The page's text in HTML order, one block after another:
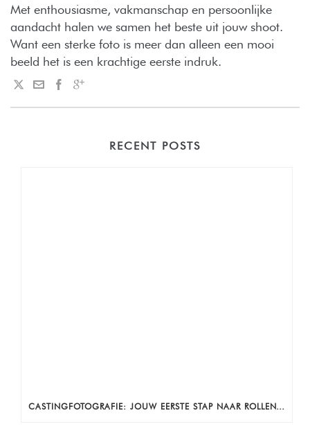
Met enthousiasme, vakmanschap en persoonlijke
aandacht halen we samen het beste uit jouw shoot.
Want een sterke foto is meer dan alleen een mooi
beeld het is een krachtige eerste indruk.
RECENT POSTS